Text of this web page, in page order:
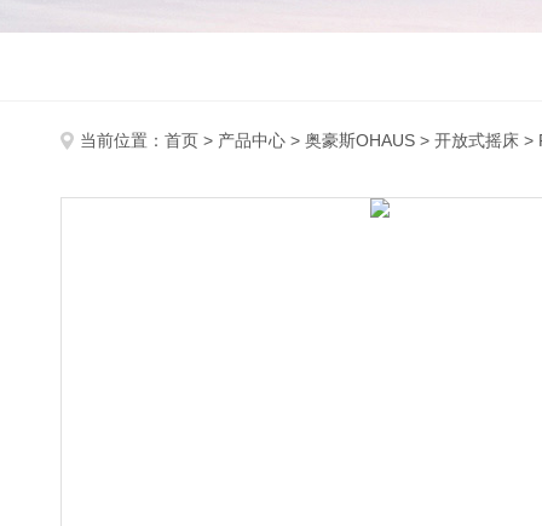
当前位置： 首页 > 产品中心 > 奥豪斯OHAUS > 开放式摇床 >